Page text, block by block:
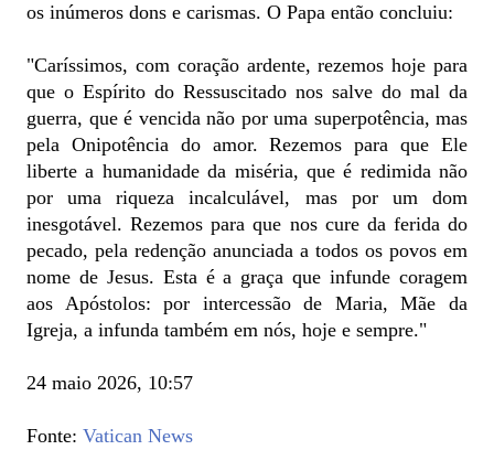
os inúmeros dons e carismas. O Papa então concluiu:
"Caríssimos, com coração ardente, rezemos hoje para
que o Espírito do Ressuscitado nos salve do mal da
guerra, que é vencida não por uma superpotência, mas
pela Onipotência do amor. Rezemos para que Ele
liberte a humanidade da miséria, que é redimida não
por uma riqueza incalculável, mas por um dom
inesgotável. Rezemos para que nos cure da ferida do
pecado, pela redenção anunciada a todos os povos em
nome de Jesus. Esta é a graça que infunde coragem
aos Apóstolos: por intercessão de Maria, Mãe da
Igreja, a infunda também em nós, hoje e sempre."
24 maio 2026, 10:57
Fonte: Vatican News